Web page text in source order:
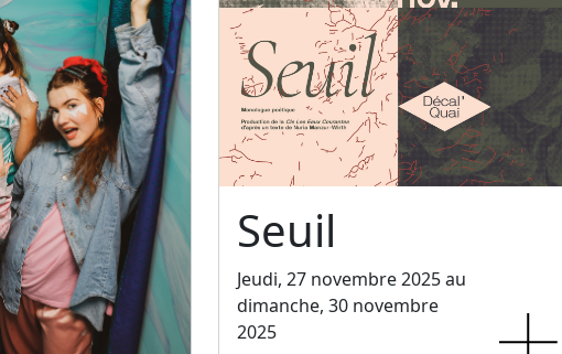
Seuil
Jeudi, 27 novembre 2025 au
dimanche, 30 novembre
2025